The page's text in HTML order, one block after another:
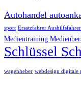
Autohandel
sport Ersatzfahrer Aushilfsfahrer
Medientraining
Schlüssel
wagenheber webdesign digitale